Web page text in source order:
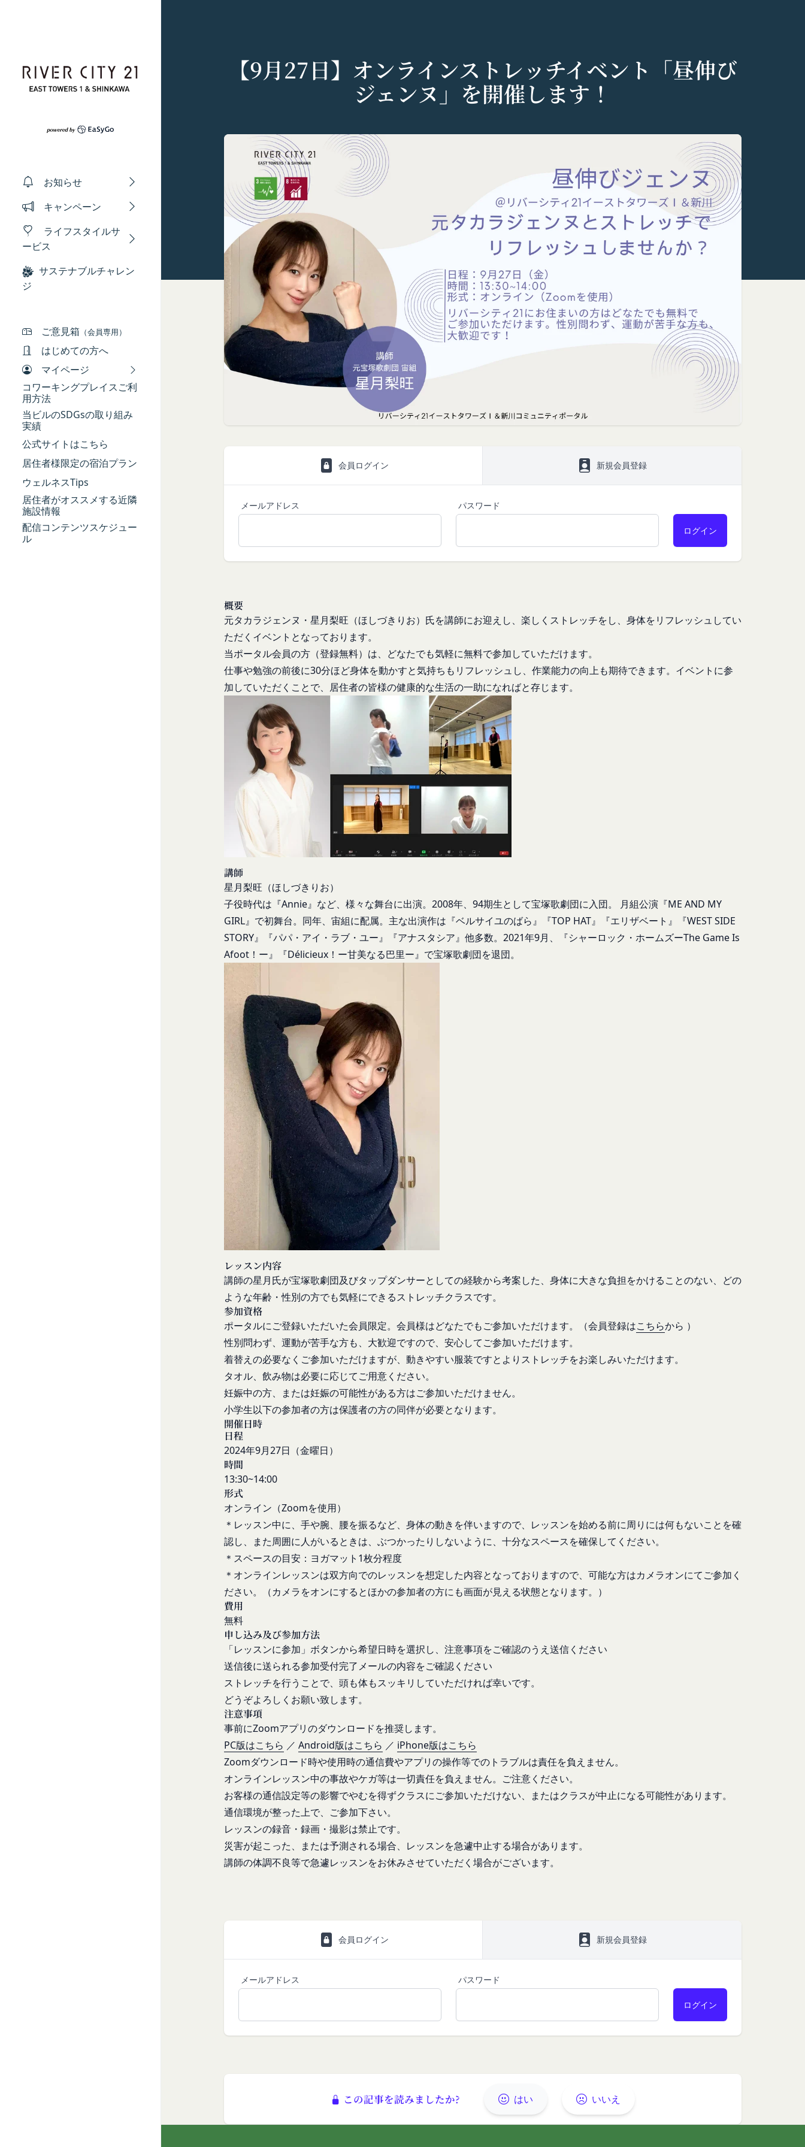
お知らせ
キャンペーン
ライフスタイルサ
ービス
サステナブルチャレン
ジ
ご意見箱 （会員専用）
はじめての方へ
マイページ
コワーキングプレイスご利
用方法
当ビルのSDGsの取り組み
実績
公式サイトはこちら
居住者様限定の宿泊プラン
ウェルネスTips
居住者がオススメする近隣
施設情報
配信コンテンツスケジュー
ル
【9月27日】オンラインストレッチイベント「昼伸び
ジェンヌ」を開催します！
会員ログイン 新規会員登録
メールアドレス パスワード
概要
元タカラジェンヌ・星月梨旺（ほしづきりお）氏を講師にお迎えし、楽しくストレッチをし、身体をリフレッシュしてい
ただくイベントとなっております。
当ポータル会員の方（登録無料）は、どなたでも気軽に無料で参加していただけます。
仕事や勉強の前後に30分ほど身体を動かすと気持ちもリフレッシュし、作業能力の向上も期待できます。イベントに参
加していただくことで、居住者の皆様の健康的な生活の一助になればと存じます。
講師
星月梨旺（ほしづきりお）
子役時代は『Annie』など、様々な舞台に出演。2008年、94期生として宝塚歌劇団に入団。 月組公演『ME AND MY
GIRL』で初舞台。同年、宙組に配属。主な出演作は『ベルサイユのばら』『TOP HAT』『エリザベート』『WEST SIDE
STORY』『パパ・アイ・ラブ・ユー』『アナスタシア』他多数。2021年9月、『シャーロック・ホームズーThe Game Is
Afoot！ー』『Délicieux！ー甘美なる巴里ー』で宝塚歌劇団を退団。
レッスン内容
講師の星月氏が宝塚歌劇団及びタップダンサーとしての経験から考案した、身体に大きな負担をかけることのない、どの
ような年齢・性別の方でも気軽にできるストレッチクラスです。
参加資格
ポータルにご登録いただいた会員限定。会員様はどなたでもご参加いただけます。（会員登録はこちらから ）
性別問わず、運動が苦手な方も、大歓迎ですので、安心してご参加いただけます。
着替えの必要なくご参加いただけますが、動きやすい服装ですとよりストレッチをお楽しみいただけます。
タオル、飲み物は必要に応じてご用意ください。
妊娠中の方、または妊娠の可能性がある方はご参加いただけません。
小学生以下の参加者の方は保護者の方の同伴が必要となります。
開催日時
日程
2024年9月27日（金曜日）
時間
13:30~14:00
形式
オンライン（Zoomを使用）
＊レッスン中に、手や腕、腰を振るなど、身体の動きを伴いますので、レッスンを始める前に周りには何もないことを確
認し、また周囲に人がいるときは、ぶつかったりしないように、十分なスペースを確保してください。
＊スペースの目安：ヨガマット1枚分程度
＊オンラインレッスンは双方向でのレッスンを想定した内容となっておりますので、可能な方はカメラオンにてご参加く
ださい。（カメラをオンにするとほかの参加者の方にも画面が見える状態となります。）
費用
無料
申し込み及び参加方法
「レッスンに参加」ボタンから希望日時を選択し、注意事項をご確認のうえ送信ください
送信後に送られる参加受付完了メールの内容をご確認ください
ストレッチを行うことで、頭も体もスッキリしていただければ幸いです。
どうぞよろしくお願い致します。
注意事項
事前にZoomアプリのダウンロードを推奨します。
PC版はこちら ／Android版はこちら ／ iPhone版はこちら
Zoomダウンロード時や使用時の通信費やアプリの操作等でのトラブルは責任を負えません。
オンラインレッスン中の事故やケガ等は一切責任を負えません。ご注意ください。
お客様の通信設定等の影響でやむを得ずクラスにご参加いただけない、またはクラスが中止になる可能性があります。
通信環境が整った上で、ご参加下さい。
レッスンの録音・録画・撮影は禁止です。
災害が起こった、または予測される場合、レッスンを急遽中止する場合があります。
講師の体調不良等で急遽レッスンをお休みさせていただく場合がございます。
会員ログイン 新規会員登録
メールアドレス パスワード
この記事を読みましたか? はい いいえ
プライバシーポリシー
株式会社GOYOH（以下「当社」といいます。）は、当社が運営する各サービスにおいて、個人情報の保護に関す
る法律、その他関連する法令等を遵守するとともに、以下の方針に沿ってお客様からお預かりした情報を取り扱
い、正確性および機密性の保持に努めます。
本文中の用語の定義は、個人情報保護法および関連法令によります。
当社が取得する情報および取得方法
お客様から直接取得する情報
当社は、お客様が当社のサービスの登録手続を行う場合、以下の情報（以下「お客様情報」といいます。）をご提
供いただく場合があります。
氏名、生年月日、性別、職業等プロフィールに関する情報
メールアドレス、電話番号、住所等連絡先に関する情報
アカウントへのアクセス者の本人確認に必要なパスワード等のその他の情報
入力フォームその他当社が定める方法を通じてお客様が入力または送信する情報
当社が各サービスにおいて取得すると定めた情報
お客様が、端末または携帯端末上で当社のサービスを利用する場合、当社は、端末識別子およびIPアドレスを取得
する場合があります。また、当社は、お客様が端末に関連付けた名前、端末の種類、電話番号、国、およびユーザ
お客様が、端末または携帯端末上で当社のサービスを利用し、そこで位置情報を提供することを認めた場合、当社
は、お客様の位置情報を取得することがあります。通常はお客様のブラウザや端末の設定により無効にすることが
お客様のアクションに関する情報
取得した個人情報等の利用目的
当社は、お客様からご提供いただいたお客様情報を、当社各サービスの利用規約において定める利用目的の範囲内
で利用します。
Cookie（クッキー）について
当社は、お客様にとってより使いやすく、より価値ある情報を提供するためにCookie(以下「クッキー」といいま
す。これに類似の技術を含みます。)を使用することがあります。
クッキーは、ウェブサイトを利用されたときにご利用のパソコンや携帯端末に一時的にデータを保存させるもの
で、これを利用することにより当社のサーバに、当社サイト内におけるお客様の行動履歴(アクセスしたURL、コ
ンテンツ、参照順序等)や、年齢や性別、職業、居住地域、位置情報等個人が特定できない属性情報(それらの組み
合わせによっても個人が特定できないもの)を取得することがあります。
お客様がご自身に関する情報の取得を望まれない場合は、ブラウザや携帯端末の設定により、クッキーの受け取り
を拒否することも可能です。なお、クッキーの受け取りを拒否された場合、当社のサービスの一部がご利用できな
くなることがあります。
当社は、お客様情報への不正なアクセスや漏洩等を防ぐため、セキュリティーの維持に努めます。また、当社は、
当社の通常の事業運営に照らして当社が不要と判断した場合、お客様から取得したお客様情報を安全かつ合理的な
方法で消去します。
第三者への提供等
方を「提供先」といいます。）
お客様の同意を得た場合
当社は、お客様の同意を得た場合、お客様情報（個人情報の場合もあります。）を第三者である会社、組織、個人
に提供することがあります。
第三者サービス提供者との共有
支払処理、データ分析、メール送信、ホスティングサービス、カスタマーサービスなどを当社の代理で行うサービ
外部サービスとの連携のための共有
当社は、Facebook、Googleアカウント、Twitterその他の外部サービスとの連携または外部サービスを利用した
認証にあたり、当該外部サービス運営会社にお客様情報を提供することがあります。
お客様の居住国内外において、法律、規則、法的手段または公的もしくは政府機関からの要求により、当社がお客
様情報の全部または一部を開示することが必要になる場合があります。
当社は、国家安全保障、法の執行またはその他の交易の実現のために必要または適切であると判断した場合、お客
様情報の全部または一部を公開することがあります。
当社は、当社の利用規約の執行、当社の運営またはお客様の保護のために、開示が合理的に必要であると判断する
場合、お客様情報の全部または一部を開示することがあります。
売却または合併
組織再編、合併または譲渡に際し、当社が取得した個人情報の全部または一部を関係者に移転することがありま
委託先等の管理
当社は、業務を委託するため委託先にお客様情報を提供または開示する場合、当該委託先に対し、適切な取扱いお
よび保護を行わせ、第三者への開示・提供および当社の提供目的以外の目的での利用を行わないよう適切に管理お
よび監督します。
開示・訂正等
お客様がご自身の個人情報の内容を確認、訂正または利用停止を希望される場合には、個人情報保護法その他の法
令により当社が義務を負う範囲において、速やかに対応させていただきます。
なお、かかる場合には、本人確認をさせていただく場合があります。
お問い合わせ
開示等のご希望、ご意見、ご質問、苦情のお申し出その他個人情報の取り扱いに関するお問い合わせは、下記の窓
口までお願いいたします。
メールによるお問い合わせ
営業時間内に順次回答いたします。
お問い合わせ内容によっては回答にお時間をいただく場合や、ご返答できない場合がございます。あらかじめご了
承いただきますようお願い致します。
「@goyoh.jp」を含むメールアドレスから受信できるよう、あらかじめご設定ください。
メールによるお問い合わせについて、お客さまの個人情報保護のため、SSL通信を使用しております。お客さまが
お使いのブラウザがSSL通信非対応の場合には、このお問い合わせフォームは利用できませんので、その場合には
お電話でのお問い合わせをお願いいたします。
組織・体制
当社は、管理担当役員を利用者情報管理責任者とし、利用者情報の適正な管理及び継続的な改善を実施します。
当社は、以下の場合には、何らの責任を負いません。
お客様ご本人が本サービスの機能又は別の手段を用いて第三者に利用者情報を明らかにした場合
お客様が自ら本サービス上に入力した情報等により、個人を識別し得る状態に至った場合
当社は、利用者情報の取扱いに関する運用状況を適宜見直し、継続的な改善に努めるものとし、必要に応じて、本
ポリシーをお客様の事前の了承を得ることなく変更することがあります。変更後の本ポリシーについては、当社が
別途定める場合を除いて、当社ウェブサイトでの公示後、すぐに効力が発生するものとします。但し、法令上お客
様の同意が必要となるような内容の変更を行うときは、当社が定める方法により、お客様の同意を取得するものと
その他の注意事項
当社が提供するサービスは、当社が管理するサービス以外のサービスへのリンクを含む場合があり、これら外部サ
ービスにおける内容や利用者情報の保護については、当社は一切責任を負いません。
発効日：2021年9月1日
株式会社GOYOHが運営するコミュニティポータルサイトサービス（以下「本サービス」といいます。）のご利用
規約（以下「本規約」といいます。）を下記の通り定めます。
本サービスをご利用される方は、ご登録される前に本規約を必ずお読みになり、本規約に同意いただく必要があり
第1条（定義）
本規約において、次の各号に掲げる用語の意義は、当該各号に定めるところによるものとします。
「本サービス」
当社が提供するコミュニティポータルサイト及び連携により利用できるすべてのサービスをいいます。
「契約者」
本利用規約に基づく利用契約を当社と締結している方をいいます。
「利用者」
本利用規約に基づき、契約者が本サービスの利用を認めた特定の法人、団体、個人の第三者をいいます。なお、利
用者は契約者の事業のために本サービスを利用されているものとみなします。
本規約の内容の全てを承認いただいた上、本サービス所定の手続きに従い会員登録を申請し、当社がこれを承認し
登録希望者及び利用者が会員登録時に登録した当社が定める情報、本サービス利用中に当社が必要と判断して登録
各会員が保有する、本サービスの利用に関する権利の総体をいいます。
「提携パートナー」
当社との間で締結する契約に基づき、本サービスと提携するサービス（以下「提携サービス」といいます。）を提
供し、又はその運営を行う者をいいます。
第2条（総則・適用範囲）
本規約は、会員と当社間において本サービスの利用に関し適用され、登録手続き完了後の本サービスの提供条件及
び当社と会員との権利義務関係を定めるものです。
当社が、当社ウェブサイト上に本サービスに関する個別規定や追加規定を掲載する場合、又は第11条に定める方
法により本サービスに関するルール等を発信する場合、それらは本規約の一部を構成するものとし、個別規定、追
加規定又はルール等が本規約と抵触する場合には、当該個別規定、追加規定又はルール等が優先されるものとしま
当社は、本規約を変更する必要が生じた場合には、会員の明示の承諾を得ることなく、本規約を変更することがで
きるものとします。
前項による本規約の変更をするときは、その効力発生日を定め、かつ、本規約を変更する旨及び変更後の本規約の
内容並びにその効力発生日を、会員に対し、本規約変更の効力発生日前に、第11条に定める方法により通知する
ものとします。ただし、文言の修正等、会員に不利益を与えるものではない軽微な変更の場合には、当該通知を省
略することができます。
本規約変更の効力発生日後に本サービスの利用を行った場合、会員は本規約の変更に同意したものとみなします。
当社が提供する本サービス以外のサービス又は提携パートナーが提供するサービスについては、各サービスに定め
られる利用規約等に従ってご利用ください。
本契約において使用される以下の各用語は各々以下に定める意味を有します。
第3条（提供されるサービス）
当社が提供する本サービスは、次の各号に掲げるサービスとします。
コミュニティポータルサイトが提供する情報サービス
前各号に付随する各種サービス
当社は、前項各号に定めるサービスの内容を変更することができるものとします。
第4条（会員登録）
会員登録手続きは、本サービスの会員登録ページから当社の指定する方法に従い、会員登録を希望する本人が行う
ものとします。当社に対して会員登録の申し込みが行われた場合には、登録手続きにおいて氏名等を入力された本
人が当該申し込みを行ったものとみなします。
当社は、会員登録を申請した者が以下の各号のいずれかの事由に該当する場合は、登録を拒否することがありま
当社に提供された登録情報の全部又は一部につき虚偽、誤記又は記載漏れがあった場合
当該登録希望者が、本サービス又は当社が提供するその他のサービスの利用に際して、過去にアカウント削除
等の利用停止措置を受けたことがあり、又は現在受けている場合
未成年者、成年被後見人、被保佐人又は被補助人のいずれかであって、法定代理人、後見人､保佐人又は補助人
の同意等を得ていなかった場合
会員登録の申請に虚偽の事項が含まれている場合
過去に当社との契約に違反した者またはその関係者であると当社が判断した場合
反社会的勢力等（暴力団、暴力団員、右翼団体、反社会的勢力、その他これに準ずるものを意味します。以下
同じ。）であるまたは資金提供その他を通じて反社会的勢力等の維持、運営もしくは経営に協力もしくは関与
する等反社会的勢力等との何らかの交流もしくは関係を行っていると当社が判断した場合
その他会員登録が適当でないと当社が判断した場合
第5条（登録内容の変更）
会員は、登録情報の内容の全部または一部に関して変更が生じた場合、直ちに当社所定の方法により登録内容を変
更する手続きを行うものとします。
会員が前項に定める変更手続きを行わなかった場合には、既に登録済みの情報に基づく処理を適正・有効なものと
することをあらかじめ承諾します。
会員が本条第１項に定める変更手続きを行わなかったことにより生じた損害について、当社は一切責任を負いませ
第6条（IDおよびパスワードの管理）
会員は、会員登録等の際に会員本人が設定し、承認・登録されたお客様IDおよびパスワードの利用、管理につい
て一切の責任を負うものとします。
会員は、お客様IDおよびパスワードの第三者への譲渡、承継、名義変更、貸与、開示又は漏洩してはならないも
のとします。
会員のお客様IDおよびパスワードの使用上の過失または第三者による不正使用等に起因する損害について、当社
は一切責任を負わないものとします。 会員のお客様IDおよびパスワードの失念に起因する損害について、当社は
一切の責任を負わないものとします。
当社は、当社所定の方法により会員のお客様IDおよびパスワードの一致を確認した場合、当該お客様IDおよびパ
スワードに基づく会員が、本サービスを利用したものとみなし、その場合の責任は全て当該会員に帰属するものと
第7条（会員の退会）
会員は、当社所定の退会手続の完了により、会員登録を抹消することができます。
第8条（禁止事項）
会員は、本サービスの利用に際して、以下の各号のいずれかに該当する行為または該当するおそれのある行為を行
ってはならないものとします。
本規約および法令に違反する行為、犯罪に結びつく行為または公序良俗に反する行為
会員登録または登録内容の変更の際に虚偽の会員情報を入力する行為
本サービスの運営を妨害するおそれのある行為または本サービスに支障を生じさせるおそれのある行為
当社または第三者の財産権、プライバシー権、著作権等の知的財産権、その他の権利または利益を侵害する行
当社または第三者を誹謗、中傷する行為
当社もしくは第三者に対して、迷惑、不利益または損害を与える行為
お客様IDおよびパスワードを不正に使用する行為
同業者の再販など、営利目的で商品等を購入する行為
その他、当社が不適切と判断する行為
会員の行為が本規約に違反すると当社が判断した場合、当社は、通知または催告をすることなく、当該会員の登録
の抹消、当社が提供する一切のサービスの利用禁止、停止、本サービス上に公開した提供物（本規約第10条3項で
定義します。）の削除その他の必要な措置を講じることができるものとします。
当社が前項に定める措置を講じた場合において、当社は、会員に対し、当該措置を講じた理由を開示する義務及び
当該措置により会員に生じた損害を賠償する義務並びにその他一切の義務を負わないものとします。
第9条（当社が提供するコンテンツに関する知的財産権等）
本サービスを通じて会員に提供する文章、イラスト、デザイン、写真、画像、ロゴ、アイコン、映像、プログラム
等（以下「コンテンツ」といいます。）の著作権、商標権およびその他の知的財産権は全て当社または当社にコン
テンツの使用を許諾する者に帰属するものであり、会員はこれらの権利を侵害する行為を行わないものとします。
目的の如何を問わず、本サービスのコンテンツその他掲載内容の全部または一部を権利者の許可なく使用（複製、
改変、転用、転送、配布、掲示、販売、出版など）する行為は固く禁止します。
会員は、前2項の規定に違反して第三者との間で問題が生じた場合、自己の責任と費用においてかかる問題を解決
前項にかかわらず、会員は当社に対し、提供物に関し、無償、地域無限定、非独占的、サブライセンス可能かつ譲
付与するものとします。
当社は、前項に定める通知を書面の送付、電子メールの送信によって行う場合、会員が申込時（変更手続きを行っ
た場合は、当該変更時とします。）に届け出た連絡先に対して通知を行えば足りるものとし、当該通知は通常到達
すべき時に会員に到達したものとみなします。
Amazonギフト券
Amazon.co.jpで使えるデジタル商品券です。
会員情報に登録されているメールアドレス宛にギフト券番号を贈ります。
有効期限は発行から10年です。
ギフト券を適用する方法:
メールに記載されたギフト券番号をご用意ください。
ギフト券を適用するに移動します。
ギフト券番号を入力し、 ここに適用を選択します。
Amazonギフト券の利用方法に関しましては、Amazon のカスタマーサポート(0120-999-373 / 24時間対応) までお問い合わせく
ださい。Amazonギフト券細則については、こちら をご確認ください。